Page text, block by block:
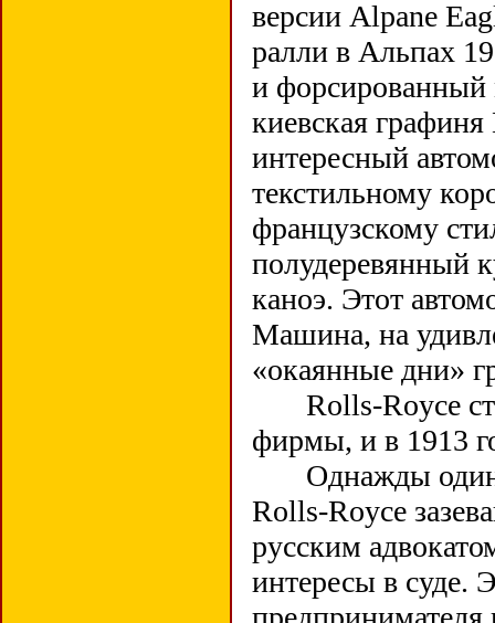
версии Alpane
ралли в Альпах
и форсированный
киевская
интересный
текстильному
французскому
полудеревянный
каноэ. Этот
Машина, на
«окаянные дни»
Rolls-Royce
фирмы, и в 1913
Однажды один
Rolls-Royce
русским
интересы в суде.